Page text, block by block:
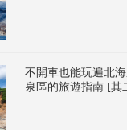
不開車也能玩遍北
泉區的旅遊指南 [其